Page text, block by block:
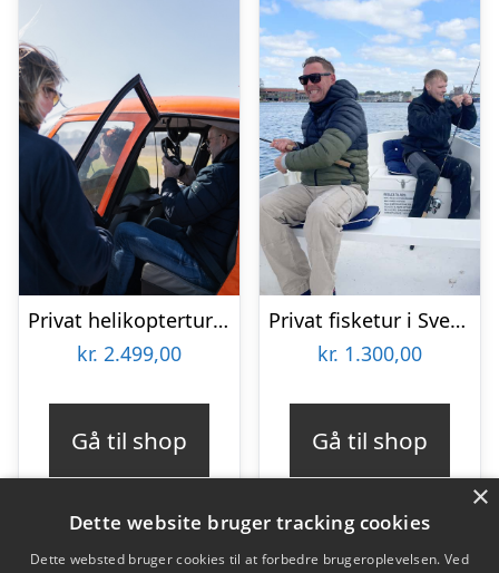
Privat helikoptertur med HeliCompany
kr. 2.499,00
Gå til shop
Privat fisketur i Svendborgsund med Sydfyns Bådudlejning
kr. 1.300,00
Gå til shop
×
Dette website bruger tracking cookies
Dette websted bruger cookies til at forbedre brugeroplevelsen. Ved